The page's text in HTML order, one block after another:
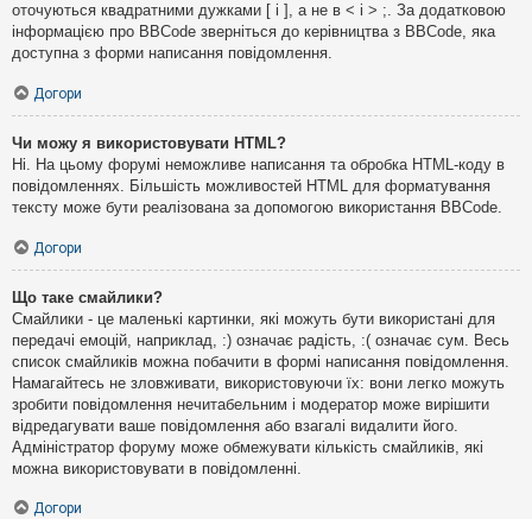
оточуються квадратними дужками [ і ], а не в < і > ;. За додатковою
інформацією про BBCode зверніться до керівництва з BBCode, яка
доступна з форми написання повідомлення.
Догори
Чи можу я використовувати HTML?
Ні. На цьому форумі неможливе написання та обробка HTML-коду в
повідомленнях. Більшість можливостей HTML для форматування
тексту може бути реалізована за допомогою використання BBCode.
Догори
Що таке смайлики?
Смайлики - це маленькі картинки, які можуть бути використані для
передачі емоцій, наприклад, :) означає радість, :( означає сум. Весь
список смайликів можна побачити в формі написання повідомлення.
Намагайтесь не зловживати, використовуючи їх: вони легко можуть
зробити повідомлення нечитабельним і модератор може вирішити
відредагувати ваше повідомлення або взагалі видалити його.
Адміністратор форуму може обмежувати кількість смайликів, які
можна використовувати в повідомленні.
Догори